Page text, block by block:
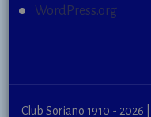
WordPress.org
Club Soriano 1910 - 2026